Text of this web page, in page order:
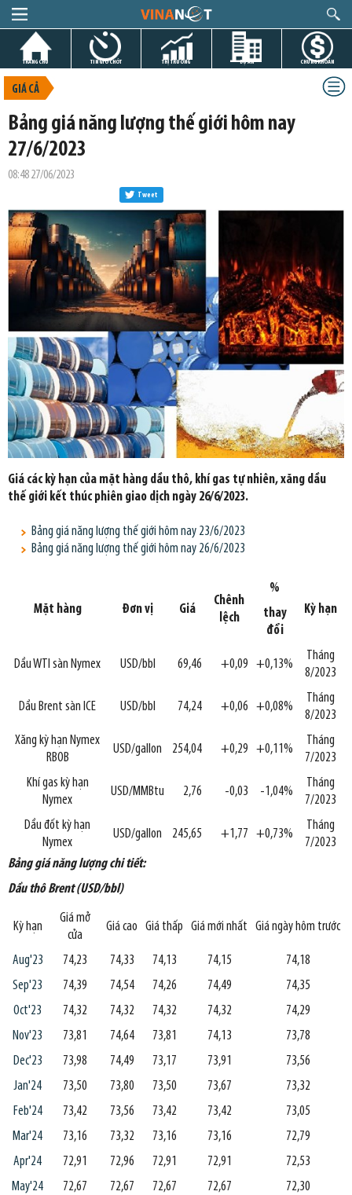
TRANG CHỦ TIN GIỜ CHÓT THỊ TRƯỜNG DỰ ÁN CHỨNG KHOÁN
GIÁ CẢ
Bảng giá năng lượng thế giới hôm nay
27/6/2023
08:48 27/06/2023
Tweet
Giá các kỳ hạn của mặt hàng dầu thô, khí gas tự nhiên, xăng dầu
thế giới kết thúc phiên giao dịch ngày 26/6/2023.
Bảng giá năng lượng thế giới hôm nay 23/6/2023
Bảng giá năng lượng thế giới hôm nay 26/6/2023
Mặt hàng Đơn vị Giá
Chênh
lệch
%
thay
đổi
Kỳ hạn
Dầu WTI sàn Nymex USD/bbl 69,46 +0,09 +0,13%
Tháng
8/2023
Dầu Brent sàn ICE USD/bbl 74,24 +0,06 +0,08%
Tháng
8/2023
Xăng kỳ hạn Nymex
RBOB
USD/gallon 254,04 +0,29 +0,11%
Tháng
7/2023
Khí gas kỳ hạn
Nymex
USD/MMBtu 2,76 -0,03 -1,04%
Tháng
7/2023
Dầu đốt kỳ hạn
Nymex
USD/gallon 245,65 +1,77 +0,73%
Tháng
7/2023
Bảng giá năng lượng chi tiết:
Dầu thô Brent (USD/bbl)
Kỳ hạn
Giá mở
cửa
Giá cao Giá thấp Giá mới nhất Giá ngày hôm trước
Aug'23 74,23 74,33 74,13 74,15
74,18
Sep'23
74,39 74,54 74,26 74,49
74,35
Oct'23
74,32 74,32 74,32 74,32
74,29
Nov'23
73,81 74,64 73,81 74,13
73,78
Dec'23
73,98 74,49 73,17 73,91
73,56
Jan'24
73,50 73,80 73,50 73,67
73,32
Feb'24
73,42 73,56 73,42 73,42
73,05
Mar'24
73,16 73,32 73,16 73,16
72,79
Apr'24
72,91 72,96 72,91 72,91
72,53
May'24
72,67 72,67 72,67 72,67
72,30